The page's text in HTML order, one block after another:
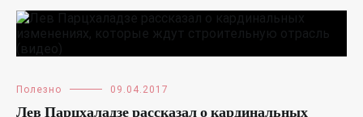
Полезно 09.04.2017